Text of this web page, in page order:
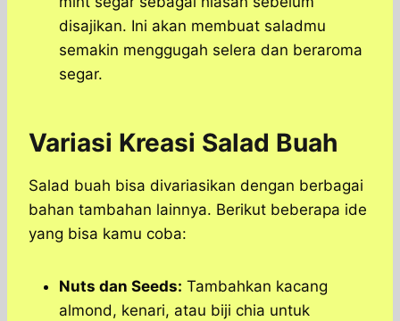
disajikan. Ini akan membuat saladmu
semakin menggugah selera dan beraroma
segar.
Variasi Kreasi Salad Buah
Salad buah bisa divariasikan dengan berbagai
bahan tambahan lainnya. Berikut beberapa ide
yang bisa kamu coba:
Nuts dan Seeds: Tambahkan kacang
almond, kenari, atau biji chia untuk